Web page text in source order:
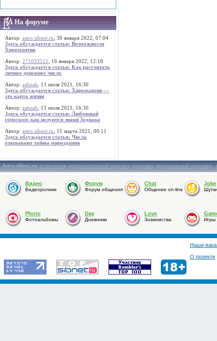
На форуме
Автор: astro.sibnet.ru , 30 января 2022, 07:04
Здесь обсуждается статья: Возможности
Хиромантии
Автор: 271033511
, 16 января 2022, 12:18
Здесь обсуждается статья: Как рассчитать
личное денежное число
Автор: zabzab , 13 июля 2021, 16:30
Здесь обсуждается статья: Хиромантия —
это карта жизни
Автор: zabzab , 13 июля 2021, 16:30
Здесь обсуждается статья: Любовный
гороскоп: как целуются знаки Зодиака
Автор: astro.sibnet.ru , 11 марта 2021, 00:11
Здесь обсуждается статья: Числа
открывают тайны мироздания
Astro.sibnet.ru:астрология,астрологический прогноз,гороскоп,персональный гороскоп,
Видео
Видеоролики
Форум
Форум общения
Chat
Общение on-line
Joke
Photo
Фотоальбомы
Day
Дневники
Love
Знакомства Игры
Наши
О проекте